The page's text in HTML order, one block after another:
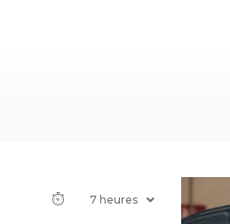
7 heures